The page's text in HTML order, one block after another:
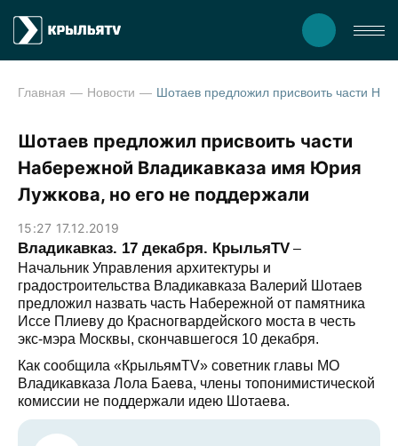
Главная Новости
Шотаев предложил присвоить части
Набережной Владикавказа имя Юрия
Лужкова, но его не поддержали
15:27 17.12.2019
Владикавказ. 17 декабря. КрыльяTV –
Начальник Управления архитектуры и
градостроительства Владикавказа Валерий Шотаев
предложил назвать часть Набережной от памятника
Иссе Плиеву до Красногвардейского моста в честь
экс-мэра Москвы, скончавшегося 10 декабря.
Как сообщила «КрыльямTV» советник главы МО
Владикавказа Лола Баева, члены топонимистической
комиссии не поддержали идею Шотаева.